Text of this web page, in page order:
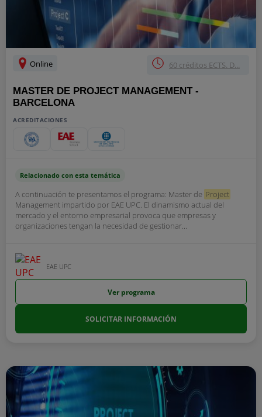
Online 60 créditos ECTS. D...
MASTER DE PROJECT MANAGEMENT -
BARCELONA
ACREDITACIONES
Relacionado con esta temática
A continuación te presentamos el programa: Master de Project
Management impartido por EAE UPC. El dinamismo actual del
mercado y el entorno empresarial provoca que empresas y
organizaciones tengan la necesidad de gestionar...
EAE UPC
Ver programa
SOLICITAR INFORMACIÓN